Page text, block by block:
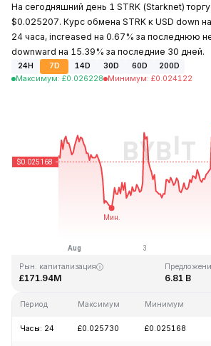
На сегодняшний день 1 STRK (Starknet)
$0.025207. Курс обмена STRK к USD down
24 часа, increased на 0.67% за последнюю
downward на 15.39% за последние 30 дней.
24H 7D 14D 30D 60D
200D
Максимум: £0.026228 Минимум: £0.024122
Последнее обновление: 12:41 GMT+0 2026-08-07
Рын. капитализация
£171.94M 6.81 B
Период Максимум Минимум
Часы: 24 £0.025730 £0.025168